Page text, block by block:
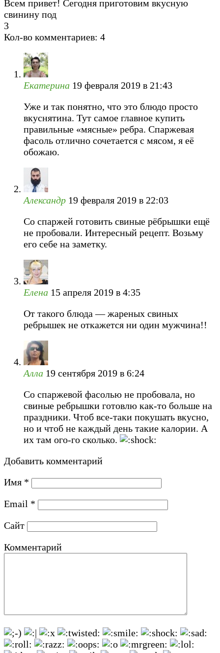
Всем привет! Сегодня приготовим вкусную
свинину под
3
Кол-во комментариев: 4
Екатерина 19 февраля 2019 в 21:43
Уже и так понятно, что это блюдо просто
вкуснятина. Тут самое главное купить
правильные «мясные» ребра. Спаржевая
фасоль отлично сочетается с мясом, я её
обожаю.
Александр 19 февраля 2019 в 22:03
Со спаржей готовить свиные рёбрышки ещё
не пробовали. Интересный рецепт. Возьму
его себе на заметку.
Елена 15 апреля 2019 в 4:35
От такого блюда — жареных свиных
ребрышек не откажется ни один мужчина!!
Алла 19 сентября 2019 в 6:24
Со спаржевой фасолью не пробовала, но
свиные ребрышки готовлю как-то больше на
праздники. Чтоб все-таки покушать вкусно,
но и чтоб не каждый день такие калории. А
их там ого-го сколько.
Добавить комментарий
Имя *
Email *
Сайт
Комментарий